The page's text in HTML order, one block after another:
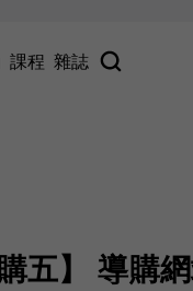
課程 雜誌
購五】 導購